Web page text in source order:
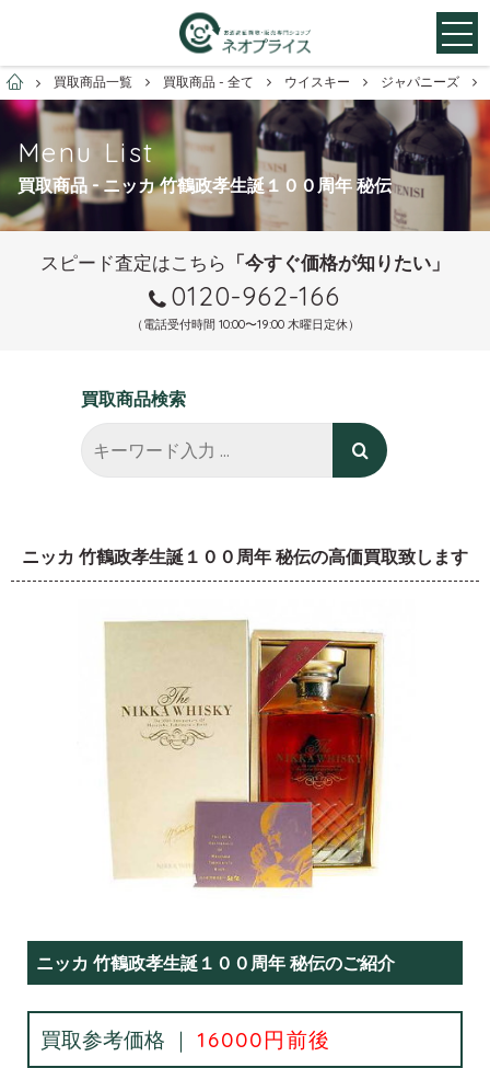
お酒買取専門店ネオプライス
買取商品一覧 買取商品 - 全て ウイスキー ジャパニーズ
Menu List
買取商品 - ニッカ 竹鶴政孝生誕１００周年 秘伝
スピード査定はこちら 「今すぐ価格が知りたい」
0120-962-166
（電話受付時間 10:00〜19:00 木曜日定休）
買取商品検索
ニッカ 竹鶴政孝生誕１００周年 秘伝の高価買取致します
ニッカ 竹鶴政孝生誕１００周年 秘伝のご紹介
買取参考価格 ｜ 16000円前後